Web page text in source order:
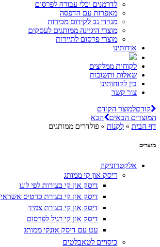
לדרמנים וכלי עבודה לפרסום
מאפרות עם הדפסה
מגרדי גב לקידום מכירות
מוצרי היגיינה ממותגים לעסקים
מוצרי פרסום לתיירות
אודותינו
לקוחות ממליצים
שאלות ותשובות
בין לקוחותינו
צור קשר
קודםלמוצר הקודם
המוצרים הבאים
הבא
דף הבית » לִקְנוֹת » פולדרים ממותגים
מוצרים
אלקטרוניקה
דיסק און קי ממותג
דיסק און קי בצורות לפי לוגו
דיסק און קי בצורת כרטיס אשראי
דיסק און קי בצורת צמיד
דיסק און קי רגיל לפרסום
עט עם דיסק אונקי ממותג
כיסויים לטאבלטים